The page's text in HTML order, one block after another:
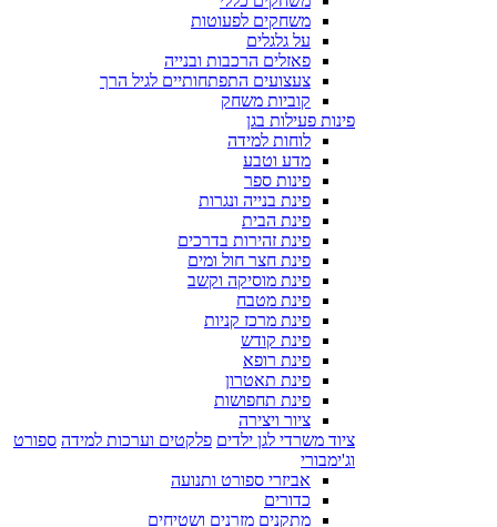
משחקים לפעוטות
על גלגלים
פאזלים הרכבות ובנייה
צעצועים התפתחותיים לגיל הרך
קוביות משחק
פינות פעילות בגן
לוחות למידה
מדע וטבע
פינות ספר
פינת בנייה ונגרות
פינת הבית
פינת זהירות בדרכים
פינת חצר חול ומים
פינת מוסיקה וקשב
פינת מטבח
פינת מרכז קניות
פינת קודש
פינת רופא
פינת תאטרון
פינת תחפושות
ציור ויצירה
ציוד משרדי לגן ילדים פלקטים וערכות למידה ספורט
וג'ימבורי
אביזרי ספורט ותנועה
כדורים
מתקנים מזרנים ושטיחים